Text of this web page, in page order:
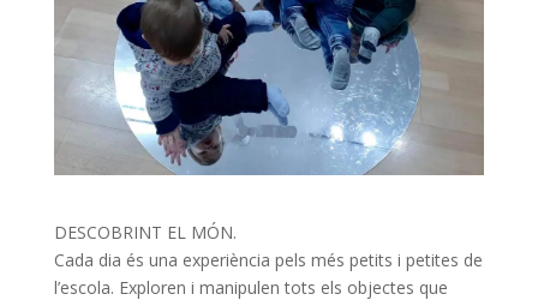
DESCOBRINT EL MÓN.
Cada dia és una experiència pels més petits i petites de
l’escola. Exploren i manipulen tots els objectes que